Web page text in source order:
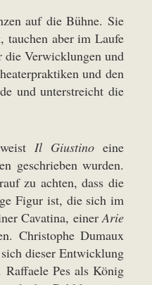
auf die Bühne. Sie
tauchen aber im Laufe
die Verwicklungen und
und den
und unterstreicht die
Il Giustino eine
geschrieben wurden.
zu achten, dass die
Figur ist, die sich im
Cavatina, einerArie
Christophe Dumaux
dieser Entwicklung
Raffaele Pes als König